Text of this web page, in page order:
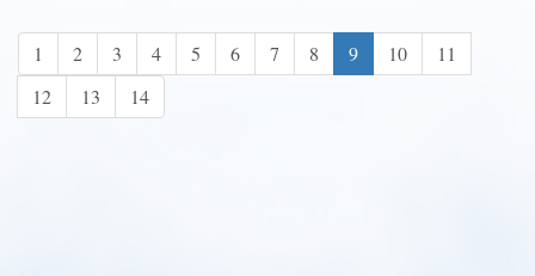
1 2 3 4 5 6 7 8 9 10
11
12
13 14